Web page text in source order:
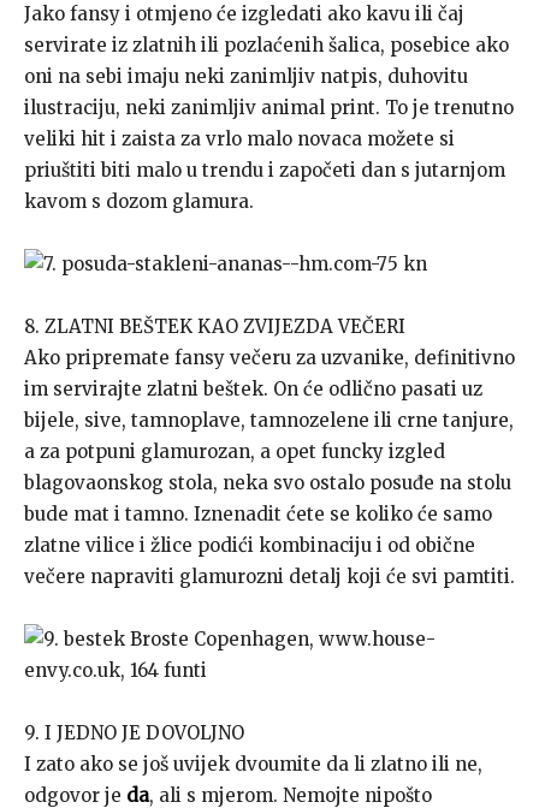
Jako fansy i otmjeno će izgledati ako kavu ili čaj
servirate iz zlatnih ili pozlaćenih šalica, posebice ako
oni na sebi imaju neki zanimljiv natpis, duhovitu
ilustraciju, neki zanimljiv animal print. To je trenutno
veliki hit i zaista za vrlo malo novaca možete si
priuštiti biti malo u trendu i započeti dan s jutarnjom
kavom s dozom glamura.
8. ZLATNI BEŠTEK KAO ZVIJEZDA VEČERI
Ako pripremate fansy večeru za uzvanike, definitivno
im servirajte zlatni beštek. On će odlično pasati uz
bijele, sive, tamnoplave, tamnozelene ili crne tanjure,
a za potpuni glamurozan, a opet funcky izgled
blagovaonskog stola, neka svo ostalo posuđe na stolu
bude mat i tamno. Iznenadit ćete se koliko će samo
zlatne vilice i žlice podići kombinaciju i od obične
večere napraviti glamurozni detalj koji će svi pamtiti.
9. I JEDNO JE DOVOLJNO
I zato ako se još uvijek dvoumite da li zlatno ili ne,
odgovor je da, ali s mjerom. Nemojte nipošto